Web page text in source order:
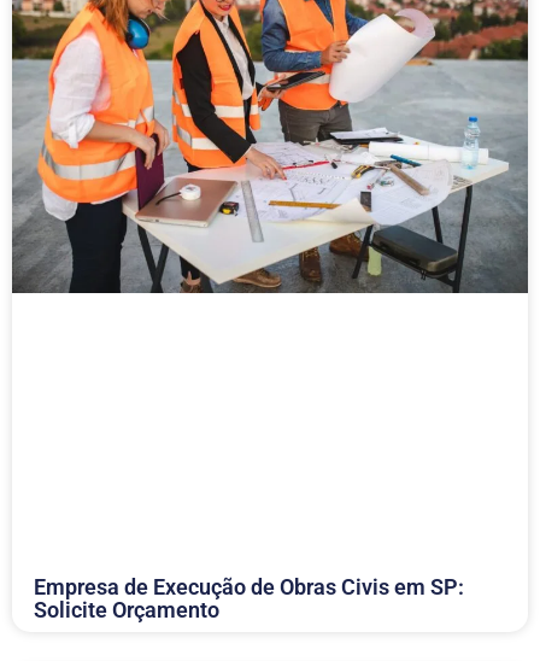
Empresa de Execução de Obras Civis em SP:
Solicite Orçamento